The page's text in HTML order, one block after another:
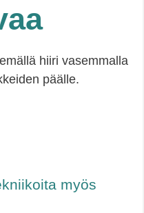
hiiri vasemmalla
päälle.
myös